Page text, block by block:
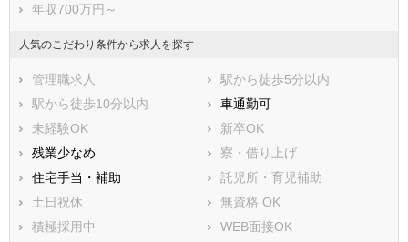
周智郡森町
年収700万円～
人気のこだわり条件から求人を探す
管理職求人
駅から徒歩5分以内
駅から徒歩10分以内
車通勤可
未経験OK
新卒OK
残業少なめ
寮・借り上げ
住宅手当・補助
託児所・育児補助
土日祝休
無資格 OK
積極採用中
WEB面接OK